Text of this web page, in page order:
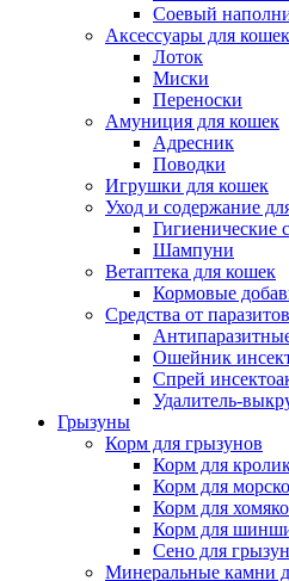
Соевый
Аксессуары для кошек
Лоток
Миски
Переноски
Амуниция для кошек
Адресник
Поводки
Игрушки для кошек
Уход и содержание
Гигиенические
Шампуни
Ветаптека для кошек
Кормовые
Средства от
Ошейник
Спрей
Удалитель-
Грызуны
Корм для грызунов
Корм для
Корм для
Корм для
Корм для
Сено для
Минеральные камни